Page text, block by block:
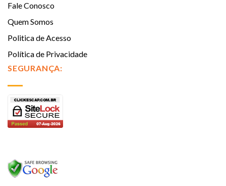
Fale Conosco
Quem Somos
Politica de Acesso
Política de Privacidade
SEGURANÇA: